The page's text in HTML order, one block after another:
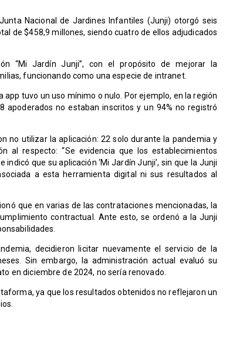
Nacional de Jardines Infantiles (Junji) otorgó seis
de $458,9 millones, siendo cuatro de ellos adjudicados
“Mi Jardín Junji”, con el propósito de mejorar la
funcionando como una especie de intranet.
tuvo un uso mínimo o nulo. Por ejemplo, en la región
apoderados no estaban inscritos y un 94% no registró
no utilizar la aplicación: 22 solo durante la pandemia y
al respecto: “Se evidencia que los establecimientos
que su aplicación ‘Mi Jardín Junji’, sin que la Junji
a esta herramienta digital ni sus resultados al
que en varias de las contrataciones mencionadas, la
contractual. Ante esto, se ordenó a la Junji
decidieron licitar nuevamente el servicio de la
Sin embargo, la administración actual evaluó su
en diciembre de 2024, no sería renovado.
ya que los resultados obtenidos no reflejaron un